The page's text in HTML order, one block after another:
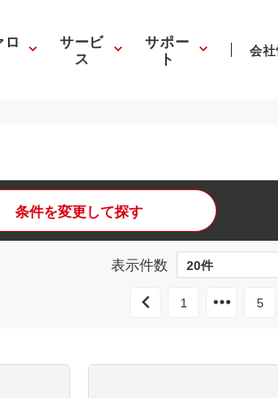
サービ
ス
サポー
ト 会
条件を変更して探す
表示件数
1 5